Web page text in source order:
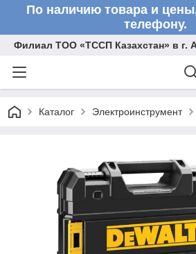
По наличию товара и
телефону.
Филиал ТОО «ТССП Казахстан» в г.
Каталог Электроинструмент